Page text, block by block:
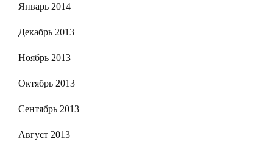
Январь 2014
Декабрь 2013
Ноябрь 2013
Октябрь 2013
Сентябрь 2013
Август 2013